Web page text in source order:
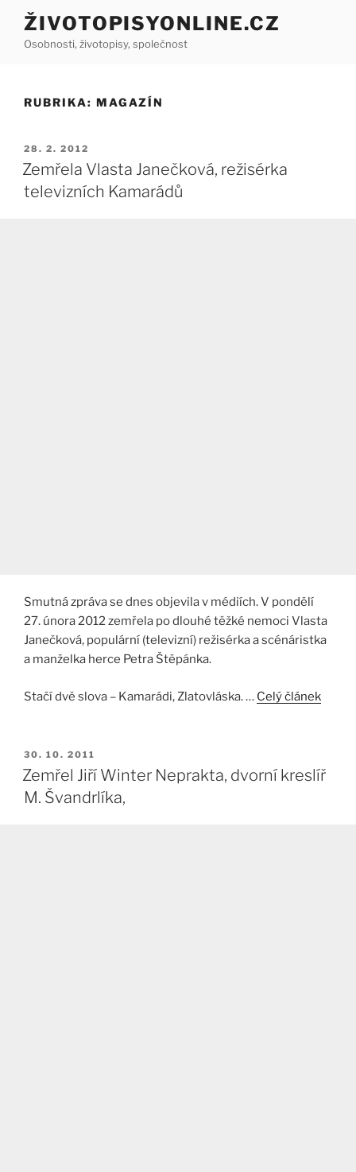
Přejít
obsahu
ŽIVOTOPISYONLINE.CZ
Osobnosti, životopisy, společnost
RUBRIKA: MAGAZÍN
PUBLIKOVÁNO
28. 2. 2012
Zemřela Vlasta Janečková, režisérka
televizních Kamarádů
Smutná zpráva se dnes objevila v médiích. V pondělí
27. února 2012 zemřela po dlouhé těžké nemoci Vlasta
Janečková, populární (televizní) režisérka a scénáristka
a manželka herce Petra Štěpánka.
Stačí dvě slova – Kamarádi, Zlatovláska. … Celý článek
PUBLIKOVÁNO
30. 10. 2011
Zemřel Jiří Winter Neprakta, dvorní kreslíř
M. Švandrlíka,